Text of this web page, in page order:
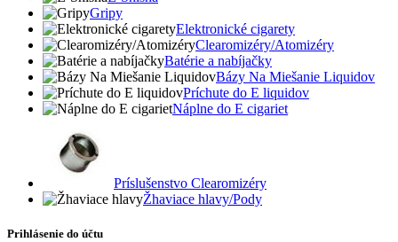
Gripy
Elektronické cigarety
Clearomizéry/Atomizéry
Batérie a nabíjačky
Bázy Na Miešanie Liquidov
Príchute do E liquidov
Náplne do E cigariet
Príslušenstvo Clearomizéry
Žhaviace hlavy/Pody
Prihlásenie do účtu